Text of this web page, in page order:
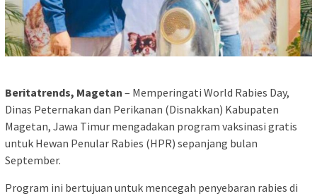
Beritatrends, Magetan – Memperingati World Rabies Day,
Dinas Peternakan dan Perikanan (Disnakkan) Kabupaten
Magetan, Jawa Timur mengadakan program vaksinasi gratis
untuk Hewan Penular Rabies (HPR) sepanjang bulan
September.
Program ini bertujuan untuk mencegah penyebaran rabies di